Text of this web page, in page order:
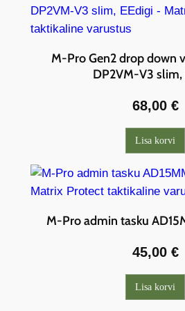
M-Pro Gen2 drop down
DP2VM-V3 slim,
68,00 €
Lisa korvi
M-Pro admin tasku
45,00 €
Lisa korvi